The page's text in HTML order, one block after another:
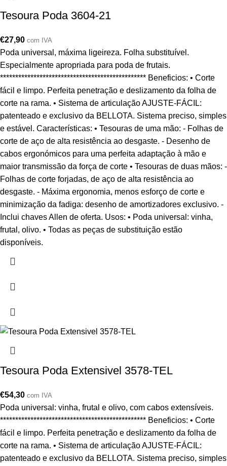
Tesoura Poda 3604-21
€27,90 com IVA
Poda universal, máxima ligeireza. Folha substituível.
Especialmente apropriada para poda de frutais.
************************************************ Beneficios: • Corte
fácil e limpo. Perfeita penetração e deslizamento da folha de
corte na rama. • Sistema de articulação AJUSTE-FÁCIL:
patenteado e exclusivo da BELLOTA. Sistema preciso, simples
e estável. Características: • Tesouras de uma mão: - Folhas de
corte de aço de alta resistência ao desgaste. - Desenho de
cabos ergonómicos para uma perfeita adaptação à mão e
maior transmissão da força de corte • Tesouras de duas mãos: -
Folhas de corte forjadas, de aço de alta resistência ao
desgaste. - Máxima ergonomia, menos esforço de corte e
minimização da fadiga: desenho de amortizadores exclusivo. -
Inclui chaves Allen de oferta. Usos: • Poda universal: vinha,
frutal, olivo. • Todas as peças de substituição estão
disponíveis.
Tesoura Poda Extensivel 3578-TEL
€54,30 com IVA
Poda universal: vinha, frutal e olivo, com cabos extensíveis.
************************************************ Beneficios: • Corte
fácil e limpo. Perfeita penetração e deslizamento da folha de
corte na rama. • Sistema de articulação AJUSTE-FÁCIL:
patenteado e exclusivo da BELLOTA. Sistema preciso, simples